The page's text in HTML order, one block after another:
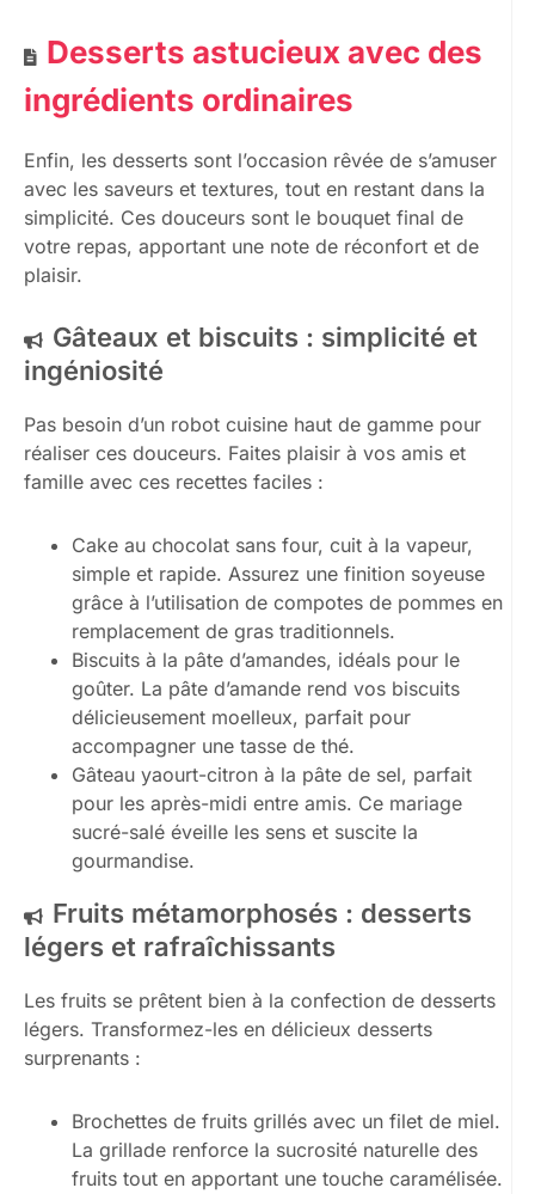
Desserts astucieux avec des
ingrédients ordinaires
Enfin, les desserts sont l’occasion rêvée de s’amuser
avec les saveurs et textures, tout en restant dans la
simplicité. Ces douceurs sont le bouquet final de
votre repas, apportant une note de réconfort et de
plaisir.
Gâteaux et biscuits : simplicité et
ingéniosité
Pas besoin d’un robot cuisine haut de gamme pour
réaliser ces douceurs. Faites plaisir à vos amis et
famille avec ces recettes faciles :
Cake au chocolat sans four, cuit à la vapeur,
simple et rapide. Assurez une finition soyeuse
grâce à l’utilisation de compotes de pommes en
remplacement de gras traditionnels.
Biscuits à la pâte d’amandes, idéals pour le
goûter. La pâte d’amande rend vos biscuits
délicieusement moelleux, parfait pour
accompagner une tasse de thé.
Gâteau yaourt-citron à la pâte de sel, parfait
pour les après-midi entre amis. Ce mariage
sucré-salé éveille les sens et suscite la
gourmandise.
Fruits métamorphosés : desserts
légers et rafraîchissants
Les fruits se prêtent bien à la confection de desserts
légers. Transformez-les en délicieux desserts
surprenants :
Brochettes de fruits grillés avec un filet de miel.
La grillade renforce la sucrosité naturelle des
fruits tout en apportant une touche caramélisée.